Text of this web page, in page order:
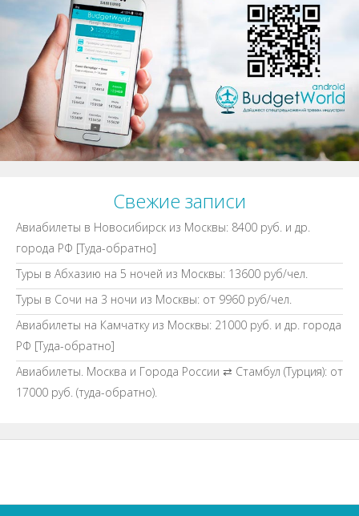
Свежие записи
Авиабилеты в Новосибирск из Москвы: 8400 руб. и др.
города РФ [Туда-обратно]
Туры в Абхазию на 5 ночей из Москвы: 13600 руб/чел.
Туры в Сочи на 3 ночи из Москвы: от 9960 руб/чел.
Авиабилеты на Камчатку из Москвы: 21000 руб. и др. города
РФ [Туда-обратно]
Авиабилеты. Москва и Города России ⇄ Стамбул (Турция): от
17000 руб. (туда-обратно).